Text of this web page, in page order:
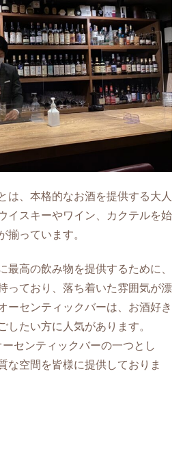
は、本格的なお酒を提供する大人
イスキーやワイン、カクテルを始
揃っています。
最高の飲み物を提供するために、
っており、落ち着いた雰囲気が漂
ーセンティックバーは、お酒好き
したい方に人気があります。
センティックバーの一つとし
な空間を皆様に提供しておりま